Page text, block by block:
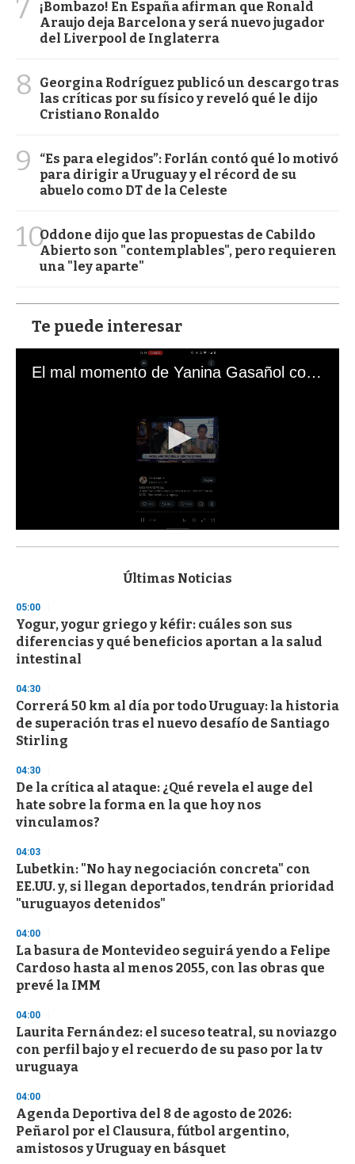
7
¡Bombazo! En España afirman que Ronald
Araujo deja Barcelona y será nuevo jugador
del Liverpool de Inglaterra
8
Georgina Rodríguez publicó un descargo tras
las críticas por su físico y reveló qué le dijo
Cristiano Ronaldo
9
“Es para elegidos”: Forlán contó qué lo motivó
para dirigir a Uruguay y el récord de su
abuelo como DT de la Celeste
10Oddone dijo que las propuestas de Cabildo
Abierto son "contemplables", pero requieren
una "ley aparte"
Te puede interesar
El mal momento de Yanina Gasañol con un hincha argentino en "Subrayado"
s
d
s
o
f
3
s
e
c
o
n
Últimas Noticias
05:00
Yogur, yogur griego y kéfir: cuáles son sus
diferencias y qué beneficios aportan a la salud
intestinal
04:30
Correrá 50 km al día por todo Uruguay: la historia
de superación tras el nuevo desafío de Santiago
Stirling
04:30
De la crítica al ataque: ¿Qué revela el auge del
hate sobre la forma en la que hoy nos
vinculamos?
04:03
Lubetkin: "No hay negociación concreta" con
EE.UU. y, si llegan deportados, tendrán prioridad
"uruguayos detenidos"
04:00
La basura de Montevideo seguirá yendo a Felipe
Cardoso hasta al menos 2055, con las obras que
prevé la IMM
04:00
Laurita Fernández: el suceso teatral, su noviazgo
con perfil bajo y el recuerdo de su paso por la tv
uruguaya
04:00
Agenda Deportiva del 8 de agosto de 2026:
Peñarol por el Clausura, fútbol argentino,
amistosos y Uruguay en básquet